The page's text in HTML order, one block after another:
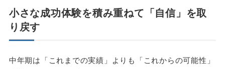
小さな成功体験を積み重ねて「自信」を取
り戻す
中年期は「これまでの実績」よりも「これからの可能性」